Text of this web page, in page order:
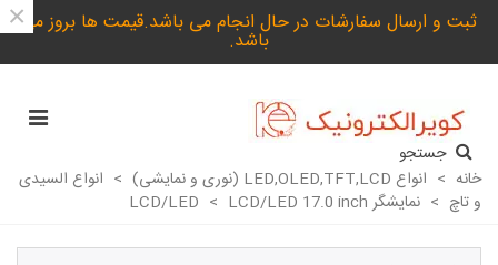
ثبت و ارسال سفارشات در حال انجام می باشد.قیمت ها بروز می
باشد.
×
جستجو
خانه > انواع LED,OLED,TFT,LCD (نوری و نمایشی) > انواع السیدی
و تاچ > نمایشگر LCD/LED > LCD/LED 17.0 inch